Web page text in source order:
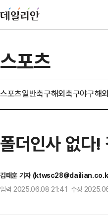
스포츠
스포츠일반축구해외축구야구해
폴더인사 없다
김태훈 기자
입력 2025.06.08 21:41 수정